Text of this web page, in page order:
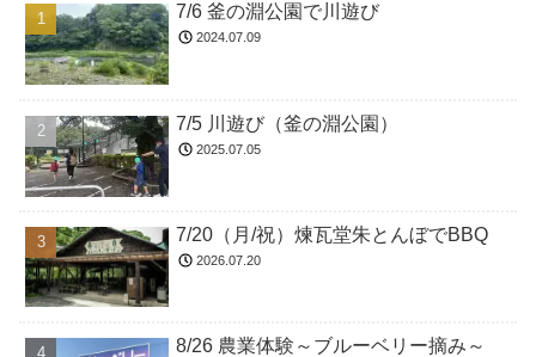
7/6 釜の淵公園で川遊び
2024.07.09
7/5 川遊び（釜の淵公園）
2025.07.05
7/20（月/祝）煉瓦堂朱とんぼでBBQ
2026.07.20
8/26 農業体験～ブルーベリー摘み～